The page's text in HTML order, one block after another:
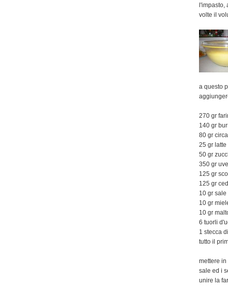
l'impasto,
volte il
a questo
270 gr
140 gr
80 gr
25 gr
50 gr
350 gr
125 gr
125 gr
10 gr sale
10 gr
10 gr
6 tuorli
1 stecca
tutto il
mettere
sale ed i
unire la